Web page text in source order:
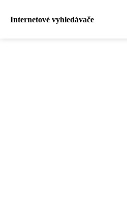
Internetové vyhledávače